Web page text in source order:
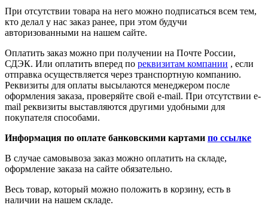
При отсутствии товара на него можно подписаться всем тем,
кто делал у нас заказ ранее, при этом будучи
авторизованными на нашем сайте.
Оплатить заказ можно при получении на Почте России,
СДЭК. Или оплатить вперед по реквизитам компании , если
отправка осуществляется через транспортную компанию.
Реквизиты для оплаты высылаются менеджером после
оформления заказа, проверяйте свой e-mail. При отсутствии e-
mail реквизиты выставляются другими удобными для
покупателя способами.
Информация по оплате банковскими картами по ссылке
В случае самовывоза заказ можно оплатить на складе,
оформление заказа на сайте обязательно.
Весь товар, который можно положить в корзину, есть в
наличии на нашем складе.